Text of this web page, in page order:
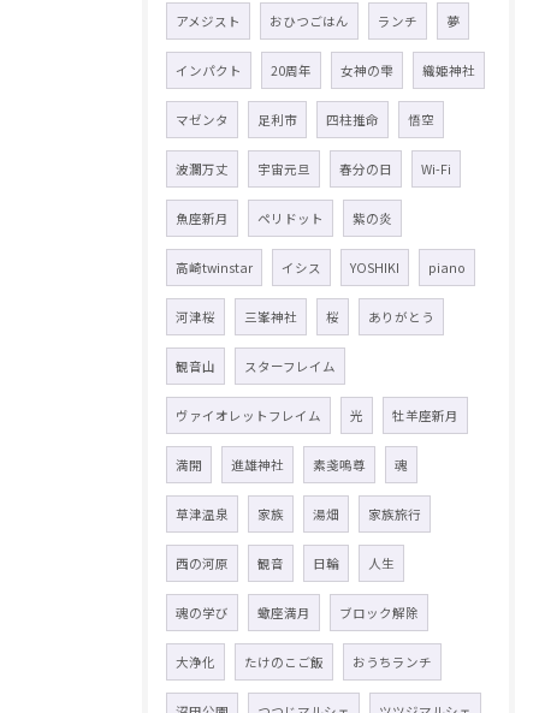
アメジスト おひつごはん ランチ 夢
インパクト 20周年 女神の雫 織姫神社
マゼンタ 足利市 四柱推命 悟空
波瀾万丈 宇宙元旦 春分の日 Wi-Fi
魚座新月 ペリドット 紫の炎
高崎twinstar イシス YOSHIKI piano
河津桜 三峯神社 桜 ありがとう
観音山 スターフレイム
ヴァイオレットフレイム 光 牡羊座新月
満開 進雄神社 素戔嗚尊 魂
草津温泉 家族 湯畑 家族旅行
西の河原 観音 日輪 人生
魂の学び 蠍座満月 ブロック解除
大浄化 たけのこご飯 おうちランチ